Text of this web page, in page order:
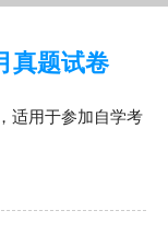
真题试卷
适用于参加自学考